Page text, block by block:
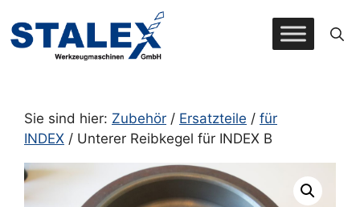
Inhalt
springen
Sie sind hier: Zubehör / Ersatzteile / für
INDEX / Unterer Reibkegel für INDEX B